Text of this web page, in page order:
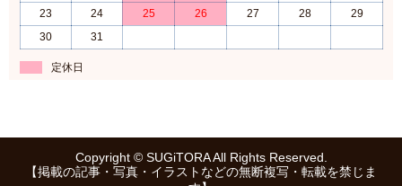
23
24 25 26 27 28
29
30
31
定休日
Copyright © SUGiTORA All Rights Reserved.
【掲載の記事・写真・イラストなどの無断複写・転載を禁じま